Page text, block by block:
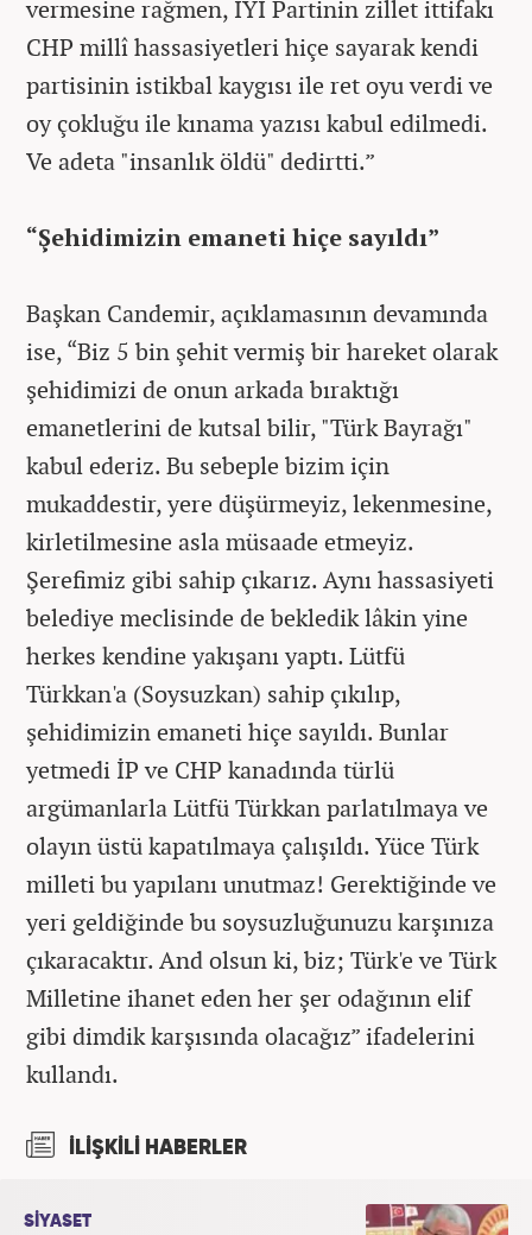
vermesine rağmen, İYİ Partinin zillet ittifakı
CHP millî hassasiyetleri hiçe sayarak kendi
partisinin istikbal kaygısı ile ret oyu verdi ve
oy çokluğu ile kınama yazısı kabul edilmedi.
Ve adeta "insanlık öldü" dedirtti.”
“Şehidimizin emaneti hiçe sayıldı”
Başkan Candemir, açıklamasının devamında
ise, “Biz 5 bin şehit vermiş bir hareket olarak
şehidimizi de onun arkada bıraktığı
emanetlerini de kutsal bilir, "Türk Bayrağı"
kabul ederiz. Bu sebeple bizim için
mukaddestir, yere düşürmeyiz, lekenmesine,
kirletilmesine asla müsaade etmeyiz.
Şerefimiz gibi sahip çıkarız. Aynı hassasiyeti
belediye meclisinde de bekledik lâkin yine
herkes kendine yakışanı yaptı. Lütfü
Türkkan'a (Soysuzkan) sahip çıkılıp,
şehidimizin emaneti hiçe sayıldı. Bunlar
yetmedi İP ve CHP kanadında türlü
argümanlarla Lütfü Türkkan parlatılmaya ve
olayın üstü kapatılmaya çalışıldı. Yüce Türk
milleti bu yapılanı unutmaz! Gerektiğinde ve
yeri geldiğinde bu soysuzluğunuzu karşınıza
çıkaracaktır. And olsun ki, biz; Türk'e ve Türk
Milletine ihanet eden her şer odağının elif
gibi dimdik karşısında olacağız” ifadelerini
kullandı.
İLİŞKİLİ HABERLER
SİYASET